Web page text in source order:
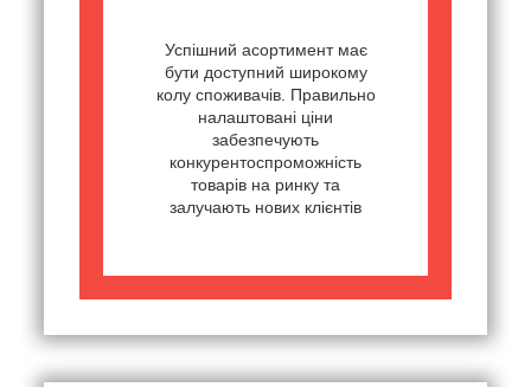
Успішний асортимент має
бути доступний широкому
колу споживачів. Правильно
налаштовані ціни
забезпечують
конкурентоспроможність
товарів на ринку та
залучають нових клієнтів